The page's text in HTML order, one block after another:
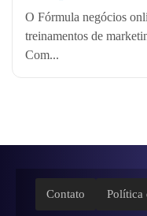
O Fórmula negócios
treinamentos de
Com...
Contato Política